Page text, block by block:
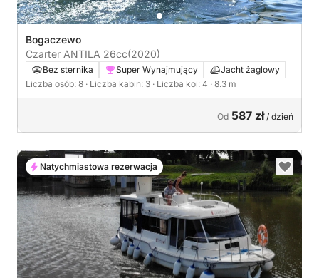
Bogaczewo
Czarter ANTILA 26cc(2020)
Bez sternika Super Wynajmujący
Jacht żaglowy
Liczba osób: 8 · Liczba kabin: 3 · Liczba koi: 4 · 8.3 m
Od 587 zł/ dzień
Natychmiastowa rezerwacja